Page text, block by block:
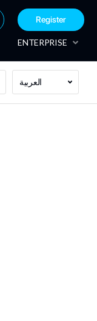
Register
ENTERPRISE
العربية